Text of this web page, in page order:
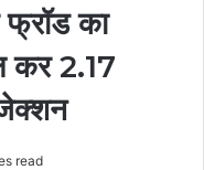
फ्रॉड का
कर 2.17
read